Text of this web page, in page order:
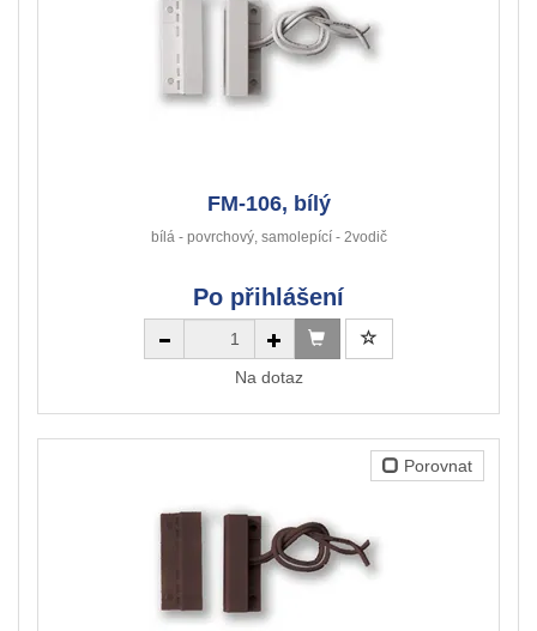
FM-106, bílý
bílá - povrchový, samolepící - 2vodič
Po přihlášení
Na dotaz
Porovnat